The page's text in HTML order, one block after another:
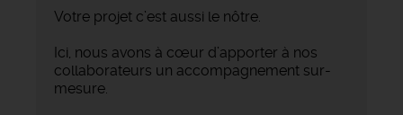
Votre projet c’est aussi le nôtre.
Ici, nous avons à cœur d’apporter à nos
collaborateurs un accompagnement sur-
mesure.